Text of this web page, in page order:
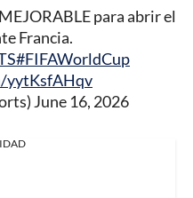
para abrir el
Francia.
#FIFAWorldCup
yytKsfAHqv
June 16, 2026